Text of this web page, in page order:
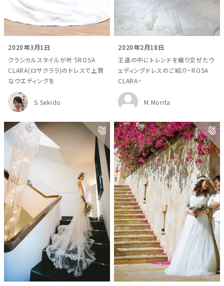
2020年3月1日
クラシカルスタイルが叶うROSA
CLARA(ロサクララ)のドレスで上質
なウエディングを
S.Sekido
2020年2月18日
王道の中にトレンドを織り交ぜたウ
ェディングドレスのご紹介~ROSA
CLARA~
M.Morita